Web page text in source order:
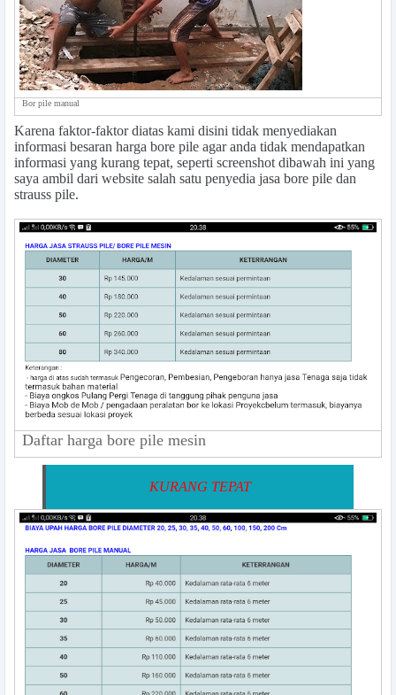
Bor pile manual
Karena faktor-faktor diatas kami disini tidak menyediakan
informasi besaran harga bore pile agar anda tidak mendapatkan
informasi yang kurang tepat, seperti screenshot dibawah ini yang
saya ambil dari website salah satu penyedia jasa bore pile dan
strauss pile.
Daftar harga bore pile mesin
KURANG TEPAT